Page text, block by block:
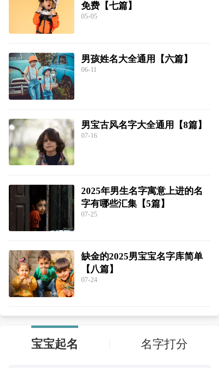
免费【七篇】
05-05
男孩姓名大全通用【六篇】
06-11
男宝古风名字大全通用【8篇】
07-16
2025年男生名字寓意上进的名
字有哪些汇集【5篇】
07-25
缺金的2025男宝宝名字库简单
【八篇】
07-24
宝宝起名 名字打分